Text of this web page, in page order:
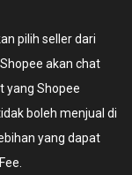
pilih seller dari
akan chat
yang Shopee
boleh menjual di
yang dapat